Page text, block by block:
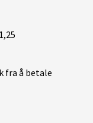
fra å betale